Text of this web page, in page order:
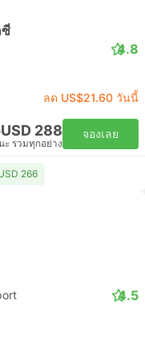
ซี่
4.8
ลด US$21.60 วันนี้
USD 288
ะ รวมทุกอย่าง
จองเลย
266
4.5